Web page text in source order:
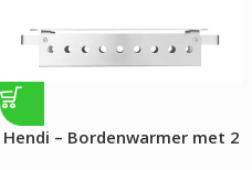
Hendi – Bordenwarmer met 2